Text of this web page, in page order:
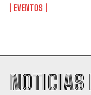
Suscribite al
EVENTOS
NOTICIAS